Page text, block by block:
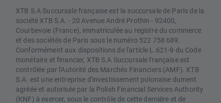
XTB S.A Succursale française est la succursale de Paris de la
société XTB S.A. - 20 Avenue André Prothin - 92400,
Courbevoie (France), immatriculée au registre du commerce
et des sociétés de Paris sous le numéro 522 758 689.
Conformément aux dispositions de l'article L.621-9 du Code
monétaire et financier, XTB S.A Succursale française est
contrôlée par l'Autorité des Marchés Financiers (AMF). XTB
S.A. est une entreprise d'investissement polonaise dument
agréée et autorisée par la Polish Financial Services Authority
(KNF) à exercer, sous le contrôle de cette dernière et de